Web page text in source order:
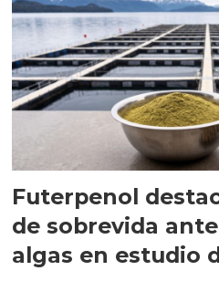
Futerpenol
de sobrevida
algas en estudio